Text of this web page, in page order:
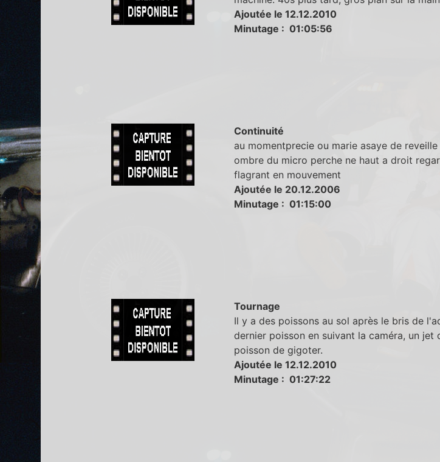
Ajoutée le 12.12.2010
Minutage : 01:05:56
Continuité
au momentprecie ou marie asaye de
ombre du micro perche ne haut a droit
flagrant en mouvement
Ajoutée le 20.12.2006
Minutage : 01:15:00
Tournage
Il y a des poissons au sol après le bris de
dernier poisson en suivant la caméra, un
poisson de gigoter.
Ajoutée le 12.12.2010
Minutage : 01:27:22